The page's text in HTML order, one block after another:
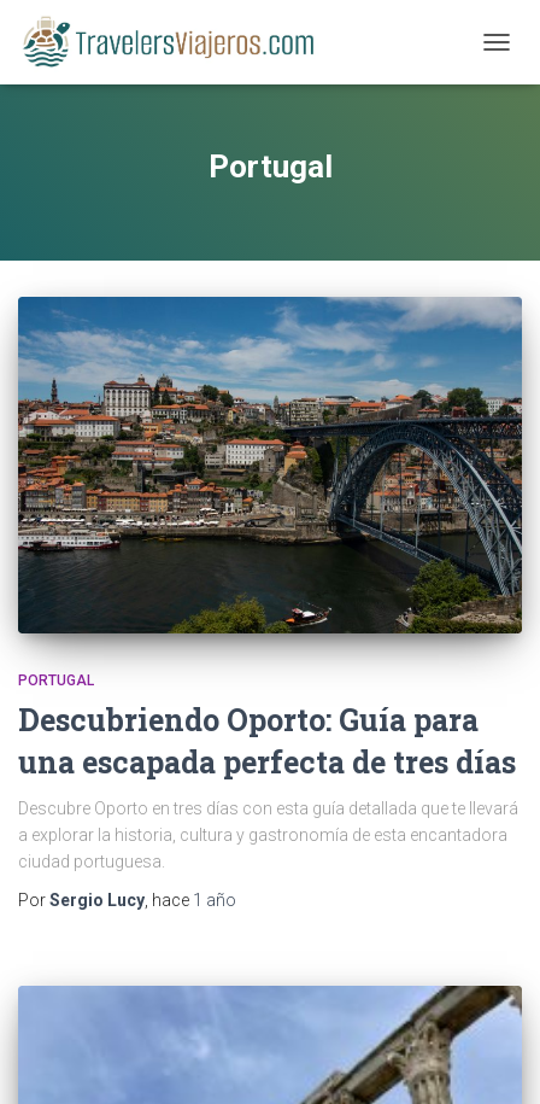
Portugal
PORTUGAL
Descubriendo Oporto: Guía para
una escapada perfecta de tres días
Descubre Oporto en tres días con esta guía detallada que te llevará
a explorar la historia, cultura y gastronomía de esta encantadora
ciudad portuguesa.
PorSergio Lucy , hace 1 año